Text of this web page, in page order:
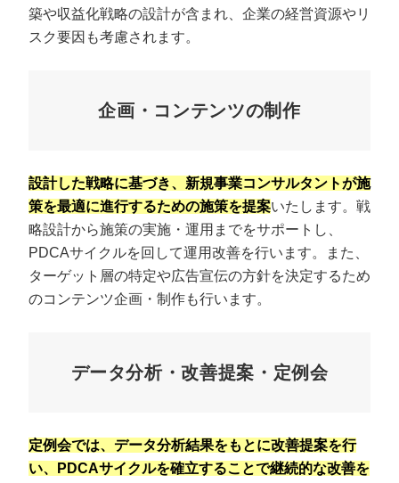
築や収益化戦略の設計が含まれ、企業の経営資源やリ
スク要因も考慮されます。
企画・コンテンツの制作
設計した戦略に基づき、新規事業コンサルタントが施
策を最適に進行するための施策を提案いたします。戦
略設計から施策の実施・運用までをサポートし、
PDCAサイクルを回して運用改善を行います。また、
ターゲット層の特定や広告宣伝の方針を決定するため
のコンテンツ企画・制作も行います。
データ分析・改善提案・定例会
定例会では、データ分析結果をもとに改善提案を行
い、PDCAサイクルを確立することで継続的な改善を